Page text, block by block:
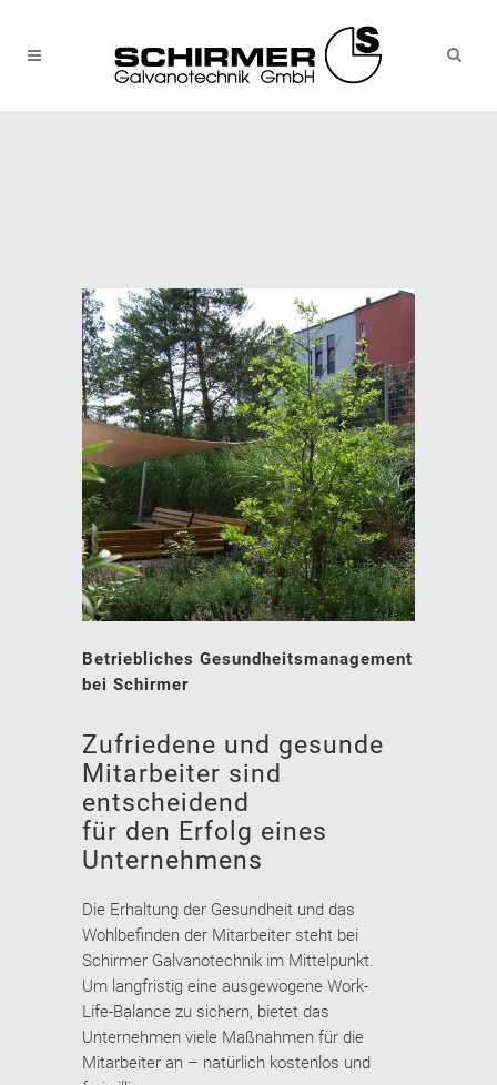
Betriebliches Gesundheitsmanagement
bei Schirmer
Zufriedene und gesunde
Mitarbeiter sind
entscheidend
für den Erfolg eines
Unternehmens
Die Erhaltung der Gesundheit und das
Wohlbefinden der Mitarbeiter steht bei
Schirmer Galvanotechnik im Mittelpunkt.
Um langfristig eine ausgewogene Work-
Life-Balance zu sichern, bietet das
Unternehmen viele Maßnahmen für die
Mitarbeiter an – natürlich kostenlos und